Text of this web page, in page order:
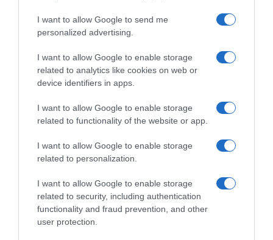
I want to allow Google to send me
personalized advertising.
I want to allow Google to enable storage
related to analytics like cookies on web or
device identifiers in apps.
I want to allow Google to enable storage
related to functionality of the website or app.
I want to allow Google to enable storage
related to personalization.
I want to allow Google to enable storage
related to security, including authentication
functionality and fraud prevention, and other
user protection.
Ποιος είναι ο νέος υφυπουργός Αγροτικής
Ανάπτυξης, Μακάριος Λαζαρίδης